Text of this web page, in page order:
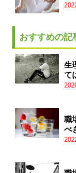
おすすめの記
生
て
職
べ